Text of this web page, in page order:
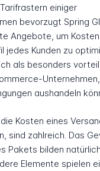
einiger
bevorzugt Spring
Angebote, um
jedes Kunden zu
als besonders
aushandeln
Kosten eines
sind zahlreich. Das
Pakets bilden
Elemente spielen